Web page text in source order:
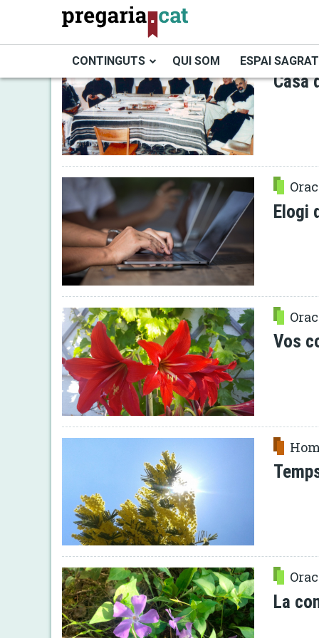
contingut
CONTINGUTS QUI SOM ESPAI SAGRAT
Cercador Casa
Elogi
Vos
La